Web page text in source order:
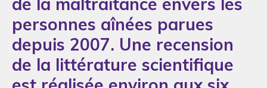
personnes aînées parues
depuis 2007. Une recension
de la littérature scientifique